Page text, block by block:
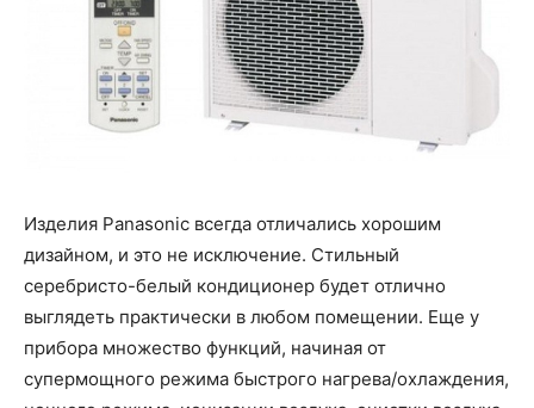
Изделия Panasonic всегда отличались хорошим
дизайном, и это не исключение. Стильный
серебристо-белый кондиционер будет отлично
выглядеть практически в любом помещении. Еще у
прибора множество функций, начиная от
супермощного режима быстрого нагрева/охлаждения,